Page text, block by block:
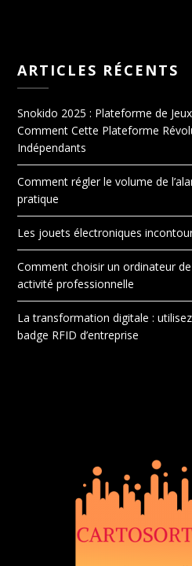
ARTICLES RÉCENTS
Snokido 2025 : Plateforme de
Comment Cette Plateforme
Indépendants
Comment régler le volume de
pratique
Les jouets électroniques
Comment choisir un ordinateur
activité professionnelle
La transformation digitale :
badge RFID d’entreprise